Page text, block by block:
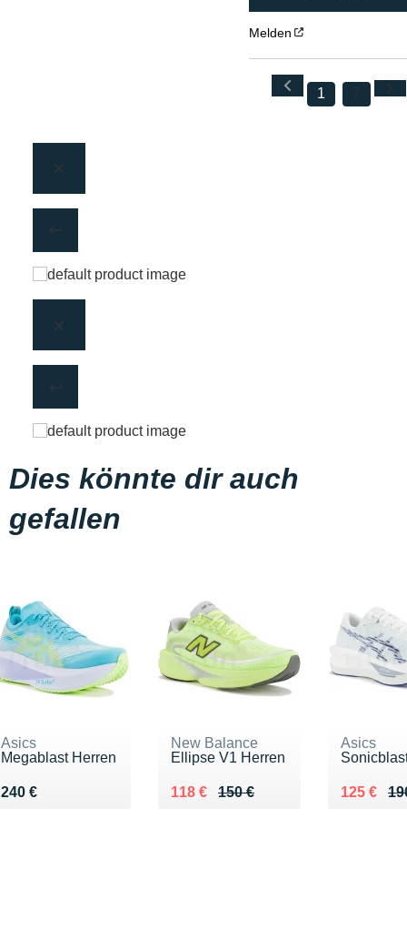
Melden
1 7
Dies könnte dir auch
gefallen
Asics
Megablast Herren
240 €
Vendu 240 €
New Balance
Ellipse V1 Herren
150 €
Au lieu de 150 €
118 €
Vendu 118 €
Asics
Au lieu
125 €
Vendu